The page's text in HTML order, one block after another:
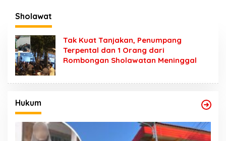
Sholawat
Tak Kuat Tanjakan, Penumpang
Terpental dan 1 Orang dari
Rombongan Sholawatan Meninggal
Hukum